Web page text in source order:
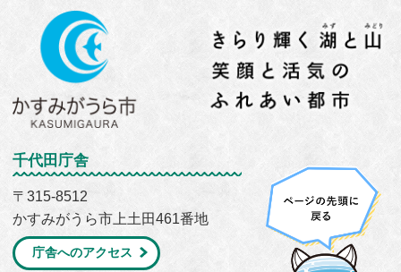
千代田庁舎
〒315-8512
かすみがうら市上土田461番地
庁舎へのアクセス